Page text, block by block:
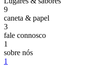
9
caneta & papel
3
fale connosco
1
sobre nós
1